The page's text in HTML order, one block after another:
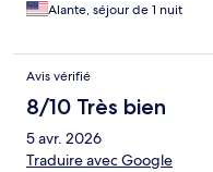
Alante, séjour de 1 nuit
Avis vérifié
8/10 Très bien
5 avr. 2026
Traduire avec Google